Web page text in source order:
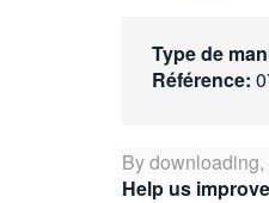
Type de
Référence:
By
Help us